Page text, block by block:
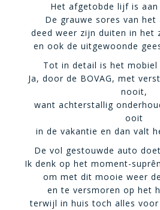
Het afgetobde lijf is
De grauwe sores van
deed weer zijn duiten in het
en ook de uitgewoonde
Tot in detail is het mobiel
Ja, door de BOVAG, met
nooit,
want achterstallig
ooit
in de vakantie en dan valt
De vol gestouwde auto
Ik denk op het moment-
om met dit mooie weer
en te versmoren op het
terwijl in huis toch alles